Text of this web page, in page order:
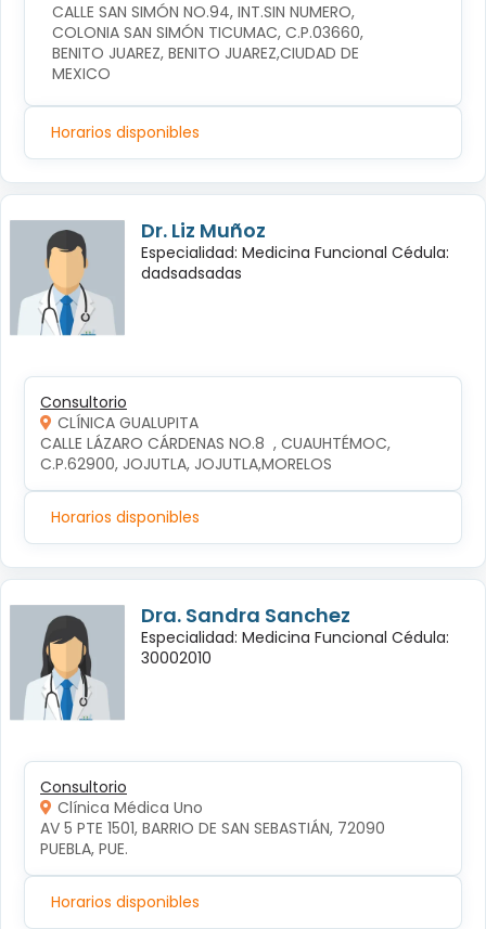
CALLE SAN SIMÓN NO.94, INT.SIN NUMERO,
COLONIA SAN SIMÓN TICUMAC, C.P.03660,
BENITO JUAREZ, BENITO JUAREZ,CIUDAD DE
MEXICO
Horarios disponibles
Dr. Liz Muñoz
Especialidad: Medicina Funcional Cédula:
dadsadsadas
Consultorio
CLÍNICA GUALUPITA
CALLE LÁZARO CÁRDENAS NO.8  , CUAUHTÉMOC,
C.P.62900, JOJUTLA, JOJUTLA,MORELOS
Horarios disponibles
Dra. Sandra Sanchez
Especialidad: Medicina Funcional Cédula:
30002010
Consultorio
Clínica Médica Uno
AV 5 PTE 1501, BARRIO DE SAN SEBASTIÁN, 72090
PUEBLA, PUE.
Horarios disponibles